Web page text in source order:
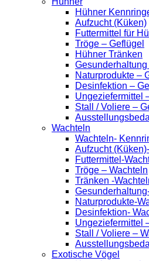
Hühner
Aufzucht (Küken)
Futtermittel für
Tröge – Geflügel
Hühner Tränken
Gesunderhaltung
Naturprodukte –
Desinfektion –
Ungeziefermittel
Stall / Voliere –
Wachteln
Wachteln-
Aufzucht
Futtermittel-
Tröge – Wachteln
Tränken -
Naturprodukte-
Desinfektion-
Ungeziefermittel
Stall / Voliere –
Exotische Vögel